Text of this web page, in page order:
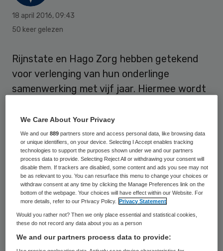
18 april 2016, 09:43
50 keer gelezen
Rijnstate en Hago Zorg hebben getekend
voor verlenging van hun onderlinge
samenwerking met vijf jaar. Hiermee wordt
gesloten voor schoonmaakwerkzaamheden
van de locaties Zevenaar, Velp, Arnhem-
Zuid en hoofdlocatie Arnhem voortgezet.
Key-Quality gaat in opdracht van Rijnstate
het contractmanagement voor de
schoonmaak uitvoeren. Concrete doelen
van de opdracht zijn budgetbeheersing,
klachtenvermindering en ontzorging.
Daarnaast zetten Rijnstate, Key-Quality en
We Care About Your Privacy
We and our889 partners store and access personal data, like browsing data
or unique identifiers, on your device. Selecting I Accept enables tracking
technologies to support the purposes shown under we and our partners
process data to provide. Selecting Reject All or withdrawing your consent will
disable them. If trackers are disabled, some content and ads you see may not
be as relevant to you. You can resurface this menu to change your choices or
withdraw consent at any time by clicking the Manage Preferences link on the
bottom of the webpage. Your choices will have effect within our Website. For
more details, refer to our Privacy Policy.
Privacy Statement
Would you rather not? Then we only place essential and statistical cookies,
these do not record any data about you as a person
We and our partners process data to provide: